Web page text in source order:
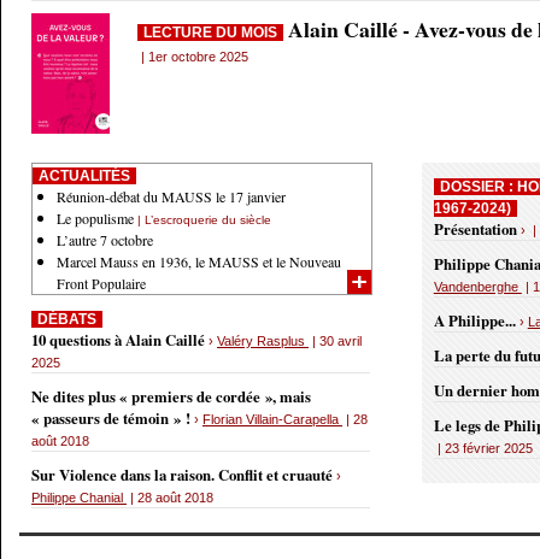
LECTURE DU MOIS Alain Caillé - Avez-vous
| 1er octobre 2025
DOSSIER :
1967-2024)
Présentation › |
Philippe
Vandenberghe |
A Philippe... ›
La perte du
Un dernier
Le legs de
| 23 février 2025
ACTUALITÉS
Réunion-débat du MAUSS le 17 janvier
Le populisme | L’escroquerie du siècle
L’autre 7 octobre
Marcel Mauss en 1936, le MAUSS et le Nouveau
Front Populaire
DÉBATS
10 questions à Alain Caillé › Valéry Rasplus
| 30 avril
2025
Ne dites plus « premiers de cordée », mais
« passeurs de témoin » ! › Florian Villain-Carapella | 28
août 2018
Sur Violence dans la raison. Conflit et cruauté ›
Philippe Chanial | 28 août 2018